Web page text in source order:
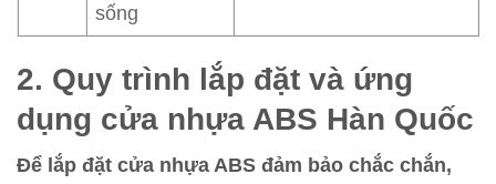
sống
2. Quy trình lắp đặt và ứng
dụng cửa nhựa ABS Hàn Quốc
Để lắp đặt cửa nhựa ABS đảm bảo chắc chắn,